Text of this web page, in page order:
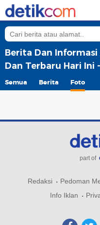
Berita Dan
Dan Terbaru Hari Ini
Semua Berita Foto
part of
Redaksi Pedoman
Info Iklan